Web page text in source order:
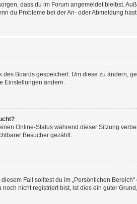
dass du im Forum angemeldet bleibst.
du Probleme bei der An- oder Abmeldung
Boards gespeichert. Um diese zu ändern,
Einstellungen ändern.
Online-Status während dieser Sitzung
Besucher gezählt.
Fall solltest du im „Persönlichen
nicht registriert bist, ist dies ein guter